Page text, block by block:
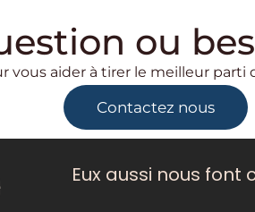
ou
vous aider à tirer le meilleur
Contactez nous
Eux aussi nous font